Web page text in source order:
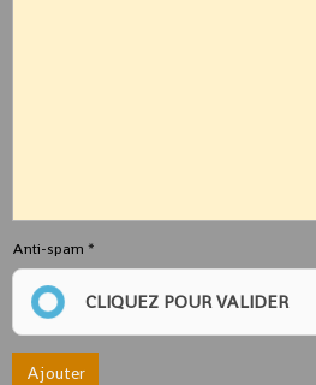
Anti-spam
CLIQUEZ POUR VALIDER
Ajouter